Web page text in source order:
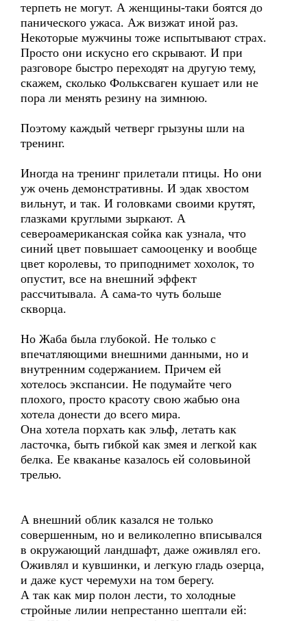
терпеть не могут. А женщины-таки боятся до
панического ужаса. Аж визжат иной раз.
Некоторые мужчины тоже испытывают страх.
Просто они искусно его скрывают. И при
разговоре быстро переходят на другую тему,
скажем, сколько Фольксваген кушает или не
пора ли менять резину на зимнюю.
Поэтому каждый четверг грызуны шли на
тренинг.
Иногда на тренинг прилетали птицы. Но они
уж очень демонстративны. И эдак хвостом
вильнут, и так. И головками своими крутят,
глазками круглыми зыркают. А
североамериканская сойка как узнала, что
синий цвет повышает самооценку и вообще
цвет королевы, то приподнимет хохолок, то
опустит, все на внешний эффект
рассчитывала. А сама-то чуть больше
скворца.
Но Жаба была глубокой. Не только с
впечатляющими внешними данными, но и
внутренним содержанием. Причем ей
хотелось экспансии. Не подумайте чего
плохого, просто красоту свою жабью она
хотела донести до всего мира.
Она хотела порхать как эльф, летать как
ласточка, быть гибкой как змея и легкой как
белка. Ее кваканье казалось ей соловьиной
трелью.
А внешний облик казался не только
совершенным, но и великолепно вписывался
в окружающий ландшафт, даже оживлял его.
Оживлял и кувшинки, и легкую гладь озерца,
и даже куст черемухи на том берегу.
А так как мир полон лести, то холодные
стройные лилии непрестанно шептали ей: